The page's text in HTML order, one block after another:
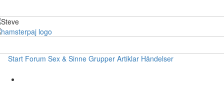
Start Forum Sex & Sinne Grupper Artiklar Händelser